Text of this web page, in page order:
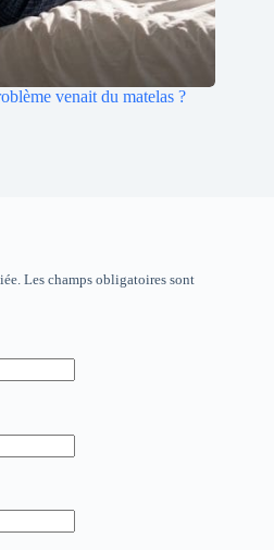
venait du matelas ?
Les champs obligatoires sont